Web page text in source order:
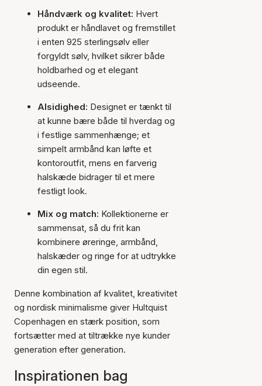
Håndværk og kvalitet: Hvert
produkt er håndlavet og fremstillet
i enten 925 sterlingsølv eller
forgyldt sølv, hvilket sikrer både
holdbarhed og et elegant
udseende.
Alsidighed: Designet er tænkt til
at kunne bære både til hverdag og
i festlige sammenhænge; et
simpelt armbånd kan løfte et
kontoroutfit, mens en farverig
halskæde bidrager til et mere
festligt look.
Mix og match: Kollektionerne er
sammensat, så du frit kan
kombinere øreringe, armbånd,
halskæder og ringe for at udtrykke
din egen stil.
Denne kombination af kvalitet, kreativitet
og nordisk minimalisme giver Hultquist
Copenhagen en stærk position, som
fortsætter med at tiltrække nye kunder
generation efter generation.
Inspirationen bag